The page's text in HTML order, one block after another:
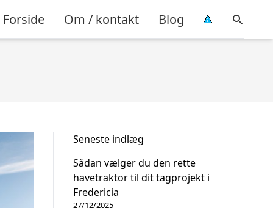
Forside Om / kontakt Blog
Seneste indlæg
Sådan vælger du den rette
havetraktor til dit tagprojekt i
Fredericia
27/12/2025